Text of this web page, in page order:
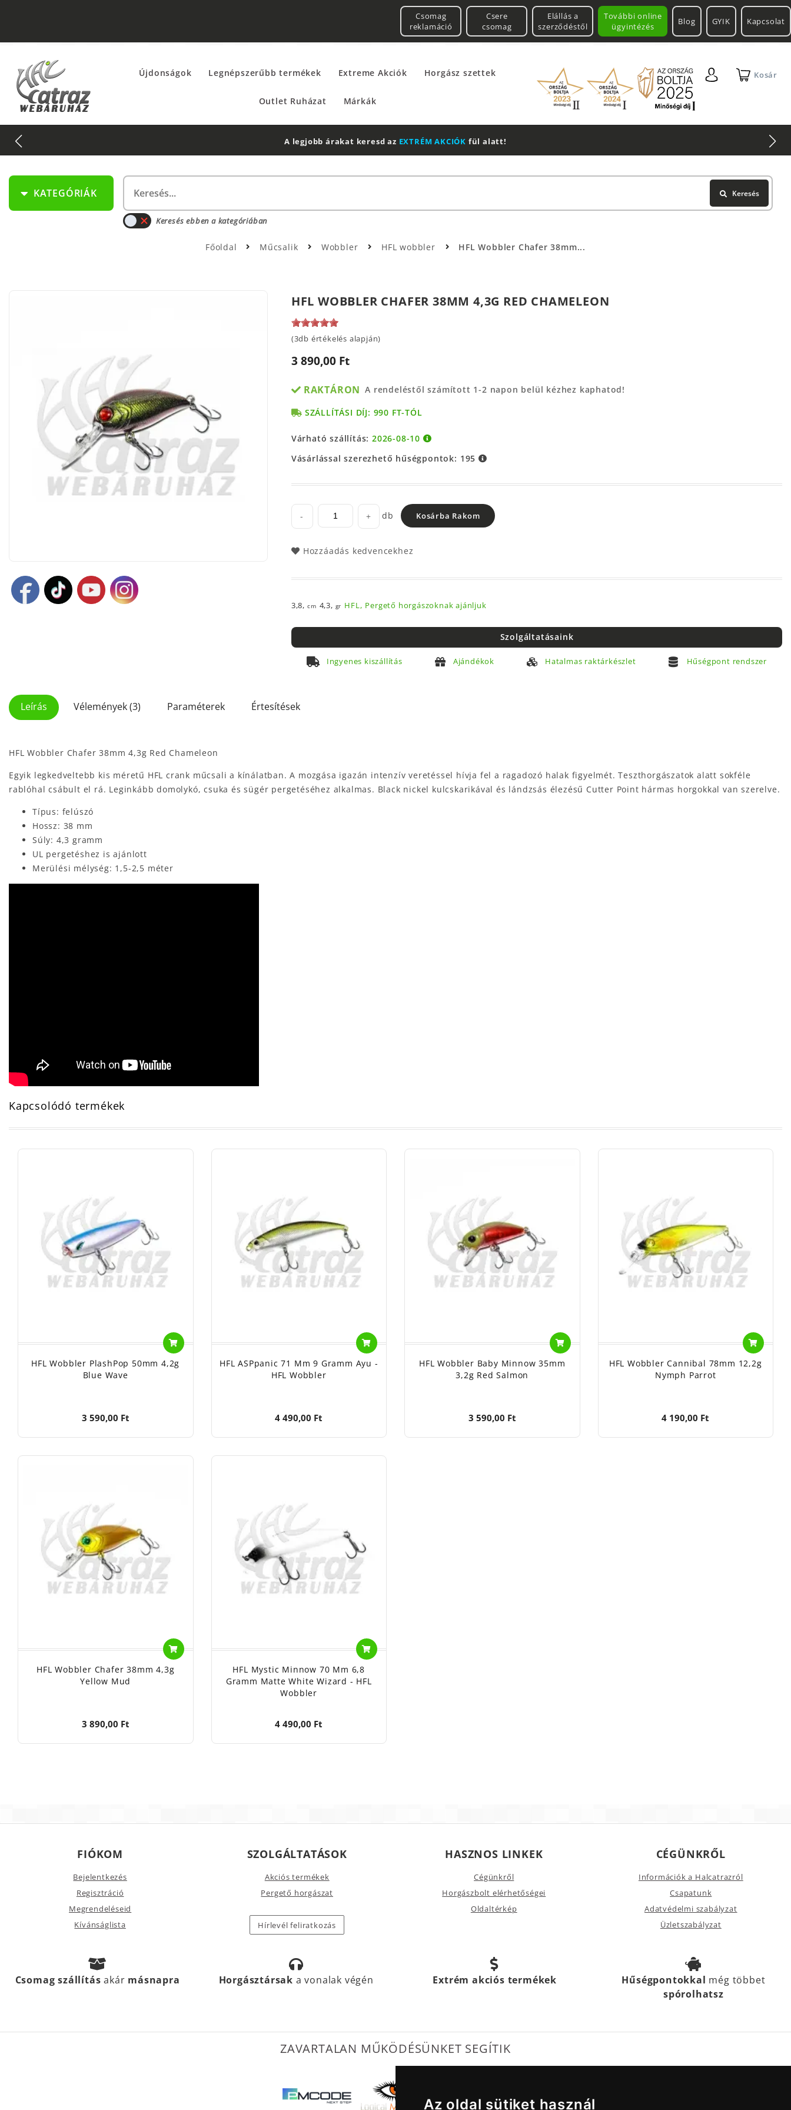
Az oldal sütiket használ
További online
ügyintézés
Csomag
reklamáció
Csere
csomag
Elállás a
szerződéstől
Blog GYIK Kapcsolat
Újdonságok Legnépszerűbb termékek Extreme Akciók Horgász szettek
Outlet Ruházat Márkák
Kosár
2 db Shimano Aero Technium +LeathermanMultitool
KATEGÓRIÁK Keresés
Keresés ebben a kategóriában
Főoldal Műcsalik Wobbler HFL wobbler HFL Wobbler Chafer 38mm...
HFL WOBBLER CHAFER 38MM 4,3G RED CHAMELEON
(3db értékelés alapján)
3 890,00 Ft
RAKTÁRON A rendeléstől számított 1-2 napon belül kézhez kaphatod!
SZÁLLÍTÁSI DÍJ: 990 FT-TÓL
Várható szállítás:2026-08-10
Vásárlással szerezhető hűségpontok: 195
- + db Kosárba Rakom
Hozzáadás kedvencekhez
3,8, cm 4,3, gr HFL, Pergető horgászoknak ajánljuk
Szolgáltatásaink
Ingyenes kiszállítás Ajándékok Hatalmas raktárkészlet Hűségpont rendszer
Leírás Vélemények (3) Paraméterek Értesítések
HFL Wobbler Chafer 38mm 4,3g Red Chameleon
Egyik legkedveltebb kis méretű HFL crank műcsali a kínálatban. A mozgása igazán intenzív veretéssel hívja fel a ragadozó halak figyelmét. Teszthorgászatok alatt sokféle
rablóhal csábult el rá. Leginkább domolykó, csuka és sügér pergetéséhez alkalmas. Black nickel kulcskarikával és lándzsás élezésű Cutter Point hármas horgokkal van szerelve.
Típus: felúszó
Hossz: 38 mm
Súly: 4,3 gramm
UL pergetéshez is ajánlott
Merülési mélység: 1,5-2,5 méter
Kapcsolódó termékek
HFL Wobbler PlashPop 50mm 4,2g
Blue Wave
3 590,00 Ft
HFL ASPpanic 71 Mm 9 Gramm Ayu -
HFL Wobbler
4 490,00 Ft
HFL Wobbler Baby Minnow 35mm
3,2g Red Salmon
3 590,00 Ft
HFL Wobbler Cannibal 78mm 12,2g
Nymph Parrot
4 190,00 Ft
HFL Wobbler Chafer 38mm 4,3g
Yellow Mud
3 890,00 Ft
HFL Mystic Minnow 70 Mm 6,8
Gramm Matte White Wizard - HFL
Wobbler
4 490,00 Ft
FIÓKOM
Bejelentkezés
Regisztráció
Megrendeléseid
Kívánságlista
SZOLGÁLTATÁSOK
Akciós termékek
Pergető horgászat
Hírlevél feliratkozás
HASZNOS LINKEK
Cégünkről
Horgászbolt elérhetőségei
Oldaltérkép
CÉGÜNKRŐL
Információk a Halcatrazról
Csapatunk
Adatvédelmi szabályzat
Üzletszabályzat
Csomag szállításakár másnapra Horgásztársak a vonalak végén Extrém akciós termékek Hűségpontokkal még többet
spórolhatsz
ZAVARTALAN MŰKÖDÉSÜNKET SEGÍTIK